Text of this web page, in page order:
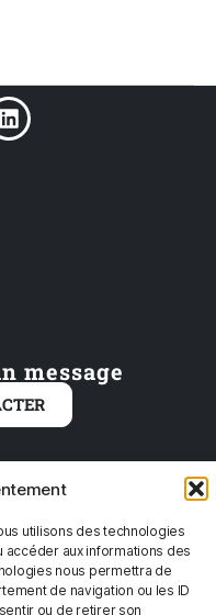
utilisons des technologies
aux informations des
nous permettra de
de navigation ou les ID
ou de retirer son
message